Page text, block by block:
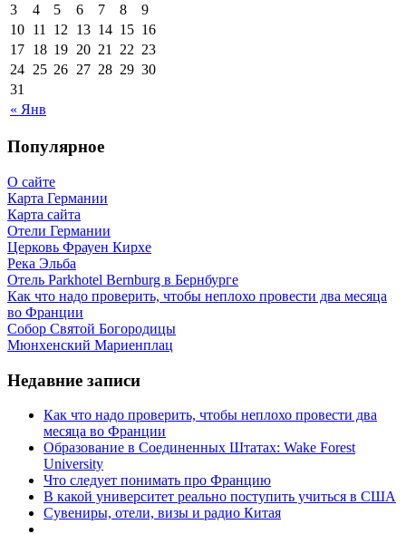
« Янв
3
4 5 6 7 8
9
10 11 12 13 14 15 16
17 18 19 20 21 22 23
24 25 26 27 28 29 30
31
Популярное
О сайте
Карта Германии
Карта сайта
Отели Германии
Церковь Фрауен Кирхе
Река Эльба
Отель Parkhotel Bernburg в Бернбурге
Как что надо проверить, чтобы неплохо провести два месяца
во Франции
Собор Святой Богородицы
Мюнхенский Мариенплац
Недавние записи
Как что надо проверить, чтобы неплохо провести два
месяца во Франции
Образование в Соединенных Штатах: Wake Forest
University
Что следует понимать про Францию
В какой университет реально поступить учиться в США
Сувениры, отели, визы и радио Китая